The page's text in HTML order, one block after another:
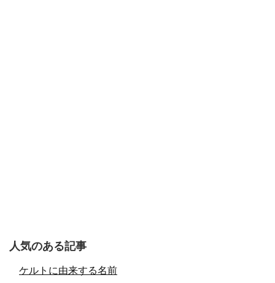
人気のある記事
ケルトに由来する名前